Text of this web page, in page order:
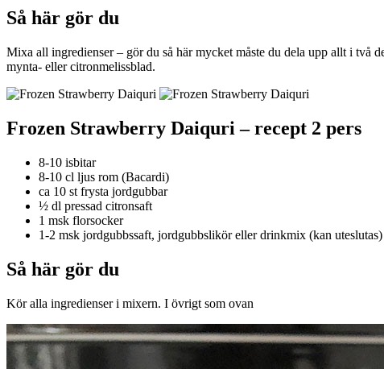
Så här gör du
Mixa all ingredienser – gör du så här mycket måste du dela upp allt i två
mynta- eller citronmelissblad.
Frozen Strawberry Daiquri – recept 2 pers
8-10 isbitar
8-10 cl ljus rom (Bacardi)
ca 10 st frysta jordgubbar
½ dl pressad citronsaft
1 msk florsocker
1-2 msk jordgubbssaft, jordgubbslikör eller drinkmix (kan uteslutas)
Så här gör du
Kör alla ingredienser i mixern. I övrigt som ovan